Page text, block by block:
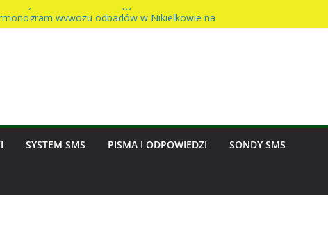
Sołtysa – awaria wodociągu
wywozu odpadów w Nikielkowie na
SYSTEM SMS PISMA I ODPOWIEDZI SONDY SMS